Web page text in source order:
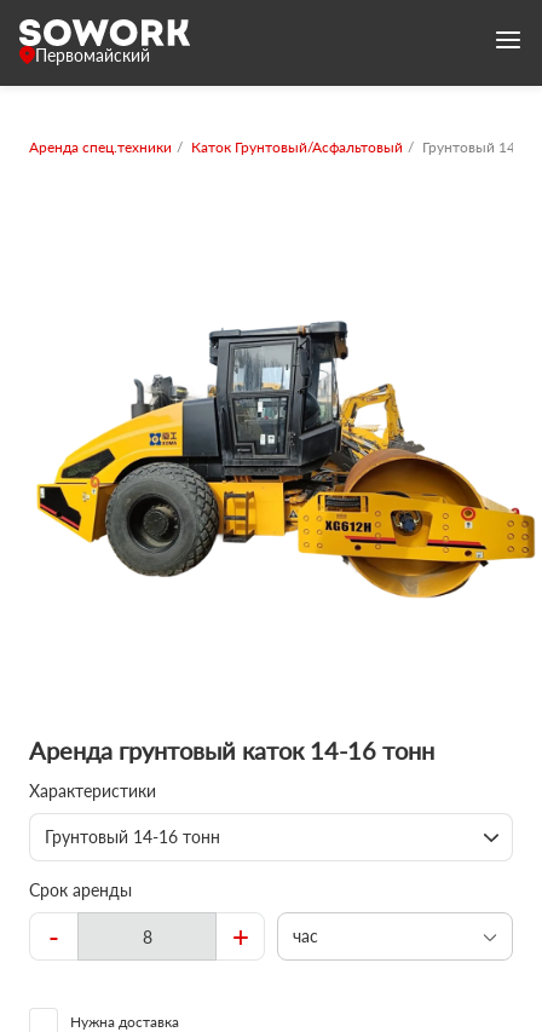
Первомайский
Аренда спец.техники Каток Грунтовый/Асфальтовый Грунтовый 14-16
Аренда грунтовый каток 14-16 тонн
Характеристики
Грунтовый 14-16 тонн
Срок аренды
- + час
Нужна доставка